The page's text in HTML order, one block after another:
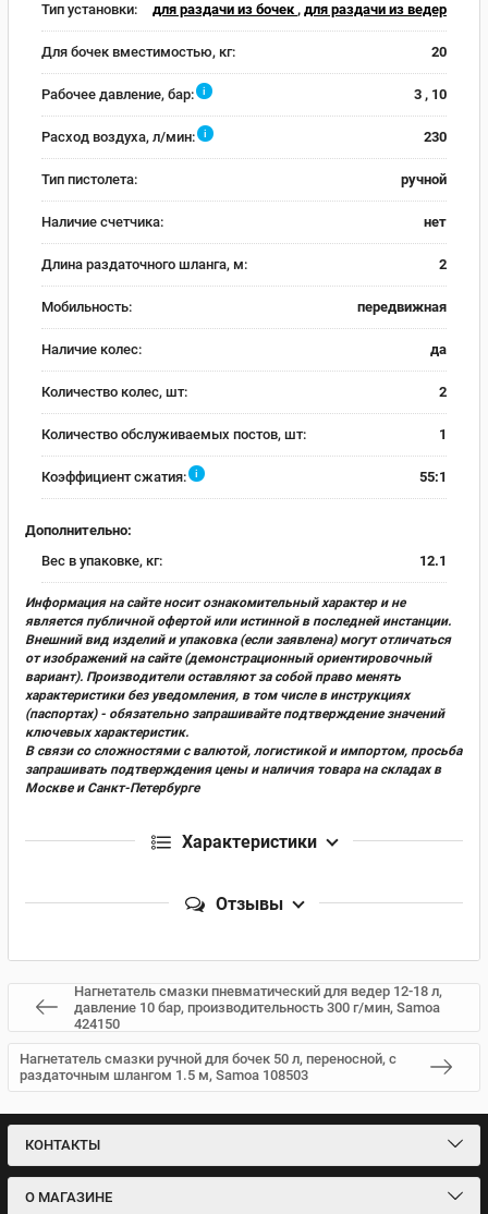
Тип установки:
для раздачи из бочек , для раздачи из ведер
Для бочек вместимостью, кг: 20
Рабочее давление, бар: i 3 , 10
Расход воздуха, л/мин: i 230
Тип пистолета: ручной
Наличие счетчика: нет
Длина раздаточного шланга, м: 2
Мобильность: передвижная
Наличие колес: да
Количество колес, шт: 2
Количество обслуживаемых постов, шт: 1
Коэффициент сжатия: i 55:1
Дополнительно:
Вес в упаковке, кг:
12.1
Информация на сайте носит ознакомительный характер и не
является публичной офертой или истинной в последней инстанции.
Внешний вид изделий и упаковка (если заявлена) могут отличаться
от изображений на сайте (демонстрационный ориентировочный
вариант). Производители оставляют за собой право менять
характеристики без уведомления, в том числе в инструкциях
(паспортах) - обязательно запрашивайте подтверждение значений
ключевых характеристик.
В связи со сложностями с валютой, логистикой и импортом, просьба
запрашивать подтверждения цены и наличия товара на складах в
Москве и Санкт-Петербурге
Характеристики
Отзывы
Нагнетатель смазки пневматический для ведер 12-18 л,
давление 10 бар, производительность 300 г/мин, Samoa
424150
Нагнетатель смазки ручной для бочек 50 л, переносной, с
раздаточным шлангом 1.5 м, Samoa 108503
КОНТАКТЫ
О МАГАЗИНЕ